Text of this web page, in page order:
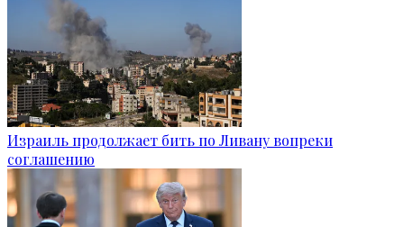
Израиль продолжает бить по Ливану вопреки
соглашению